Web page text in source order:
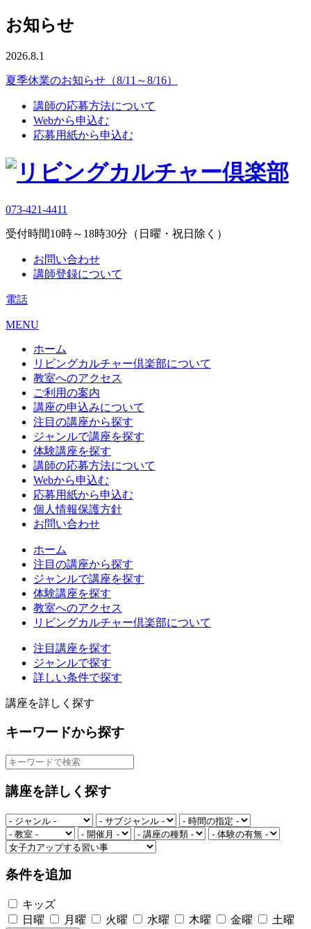
お知らせ
2026.8.1
夏季休業のお知らせ（8/11～8/16）
講師の応募方法について
Webから申込む
応募用紙から申込む
073-421-4411
受付時間10時～18時30分（日曜・祝日除く）
お問い合わせ
講師登録について
電話
MENU
ホーム
リビングカルチャー倶楽部について
教室へのアクセス
ご利用の案内
講座の申込みについて
注目の講座から探す
ジャンルで講座を探す
体験講座を探す
講師の応募方法について
Webから申込む
応募用紙から申込む
個人情報保護方針
お問い合わせ
ホーム
注目の講座から探す
ジャンルで講座を探す
体験講座を探す
教室へのアクセス
リビングカルチャー倶楽部について
注目講座を探す
ジャンルで探す
詳しい条件で探す
講座を詳しく探す
キーワードから探す
講座を詳しく探す
条件を追加
キッズ
日曜
月曜 火曜 水曜 木曜 金曜 土曜